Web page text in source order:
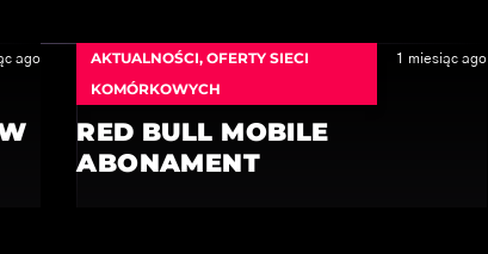
ago AKTUALNOŚCI,OFERTY SIECI
KOMÓRKOWYCH
1 miesiąc ago
RED BULL MOBILE
ABONAMENT